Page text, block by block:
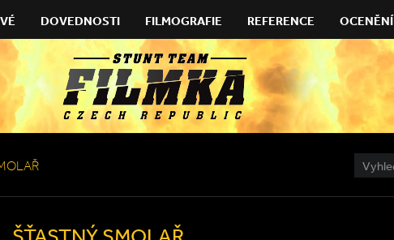
DOVEDNOSTI FILMOGRAFIE REFERENCE OCENĚNÍ
ŠŤASTNÝ SMOLAŘ